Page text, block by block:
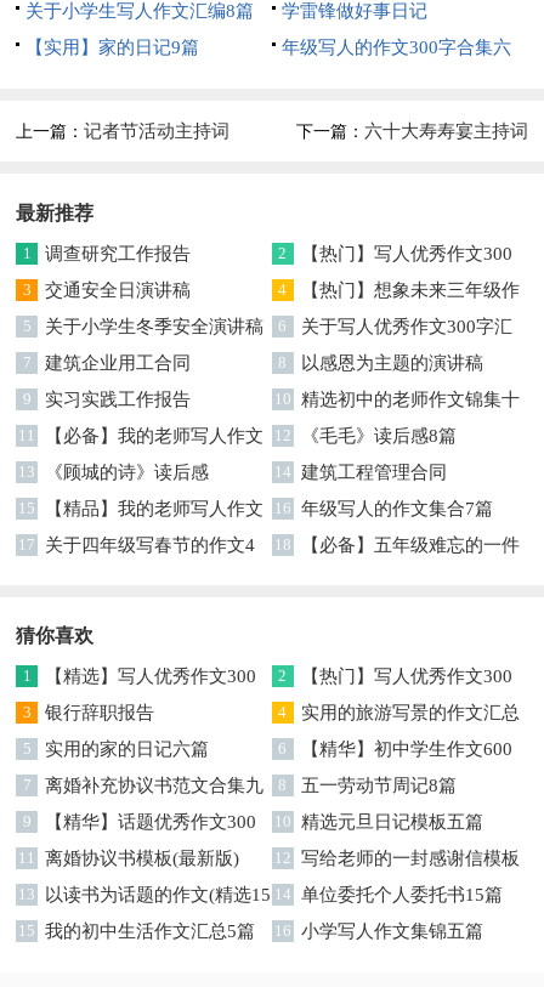
集锦九篇
关于小学生写人作文汇编8篇
学雷锋做好事日记
【实用】家的日记9篇
年级写人的作文300字合集六
上一篇：记者节活动主持词 下一篇： 六十大寿寿宴主持词
最新推荐
1 调查研究工作报告 2
【热门】写人优秀作文300
字集合7篇
3 交通安全日演讲稿 4
【热门】想象未来三年级作
文汇编7篇
5 关于小学生冬季安全演讲稿 6
关于写人优秀作文300字汇
编六篇
7 建筑企业用工合同 8 以感恩为主题的演讲稿
9 实习实践工作报告 10 精选初中的老师作文锦集十
篇
11
【必备】我的老师写人作文
集合八篇
12 《毛毛》读后感8篇
13 《顾城的诗》读后感 14 建筑工程管理合同
15
【精品】我的老师写人作文
集合5篇
16 年级写人的作文集合7篇
17
关于四年级写春节的作文4
18
【必备】五年级难忘的一件
猜你喜欢
1
【精选】写人优秀作文300
字集锦八篇
2
【热门】写人优秀作文300
字汇总8篇
3 银行辞职报告 4
实用的旅游写景的作文汇总
九篇
5 实用的家的日记六篇 6
【精华】初中学生作文600
字集合十篇
7
离婚补充协议书范文合集九
篇
8 五一劳动节周记8篇
9
【精华】话题优秀作文300
字集合9篇
10 精选元旦日记模板五篇
11 离婚协议书模板(最新版) 12 写给老师的一封感谢信模板
汇编9篇
13
以读书为话题的作文(精选15
篇)
14 单位委托个人委托书15篇
15 我的初中生活作文汇总5篇 16 小学写人作文集锦五篇